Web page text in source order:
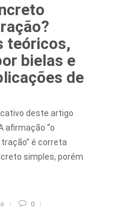
teóricos,
bielas e
de
deste artigo
afirmação “o
é correta
simples, porém
0